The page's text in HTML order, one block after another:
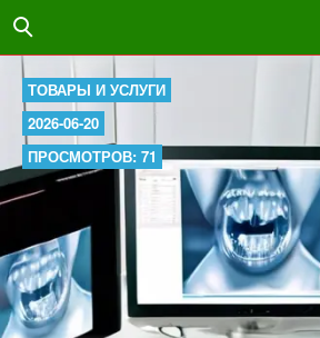
ТОВАРЫ И УСЛУГИ
2026-06-20
ПРОСМОТРОВ: 71